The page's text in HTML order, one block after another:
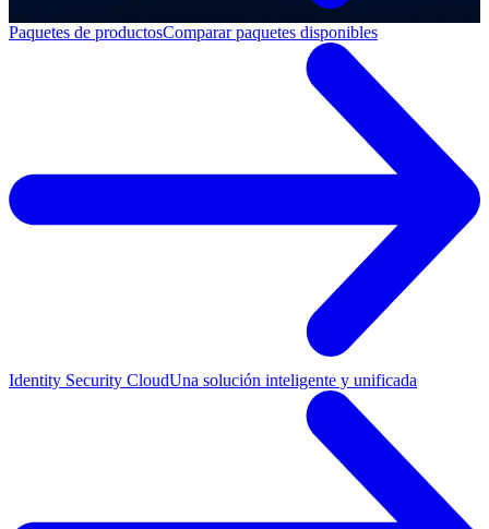
Paquetes de productosComparar paquetes disponibles
Identity Security CloudUna solución inteligente y unificada